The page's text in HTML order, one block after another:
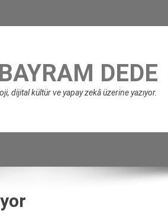
DEDE
dijital kültür ve yapay zekâ üzerine yazıyor.